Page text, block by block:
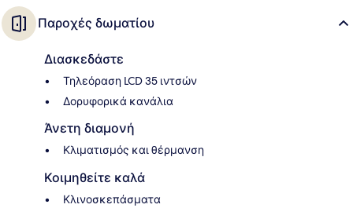
Παροχές δωματίου
Διασκεδάστε
Τηλεόραση LCD 35 ιντσών
Δορυφορικά κανάλια
Άνετη διαμονή
Κλιματισμός και θέρμανση
Κοιμηθείτε καλά
Κλινοσκεπάσματα